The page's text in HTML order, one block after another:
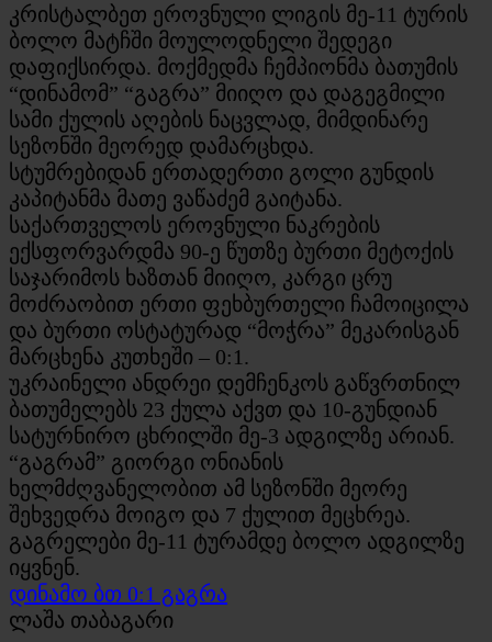
კრისტალბეთ ეროვნული ლიგის მე-11 ტურის
ბოლო მატჩში მოულოდნელი შედეგი
დაფიქსირდა. მოქმედმა ჩემპიონმა ბათუმის
“დინამომ” “გაგრა” მიიღო და დაგეგმილი
სამი ქულის აღების ნაცვლად, მიმდინარე
სეზონში მეორედ დამარცხდა.
სტუმრებიდან ერთადერთი გოლი გუნდის
კაპიტანმა მათე ვაწაძემ გაიტანა.
საქართველოს ეროვნული ნაკრების
ექსფორვარდმა 90-ე წუთზე ბურთი მეტოქის
საჯარიმოს ხაზთან მიიღო, კარგი ცრუ
მოძრაობით ერთი ფეხბურთელი ჩამოიცილა
და ბურთი ოსტატურად “მოჭრა” მეკარისგან
მარცხენა კუთხეში – 0:1.
უკრაინელი ანდრეი დემჩენკოს გაწვრთნილ
ბათუმელებს 23 ქულა აქვთ და 10-გუნდიან
სატურნირო ცხრილში მე-3 ადგილზე არიან.
“გაგრამ” გიორგი ონიანის
ხელმძღვანელობით ამ სეზონში მეორე
შეხვედრა მოიგო და 7 ქულით მეცხრეა.
გაგრელები მე-11 ტურამდე ბოლო ადგილზე
იყვნენ.
დინამო ბთ 0:1 გაგრა
ლაშა თაბაგარი